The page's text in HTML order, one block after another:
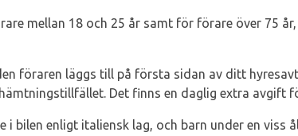
mellan 18 och 25 år samt för förare över 75
föraren läggs till på första sidan av ditt
Det finns en daglig extra avgift
i bilen enligt italiensk lag, och barn under en viss